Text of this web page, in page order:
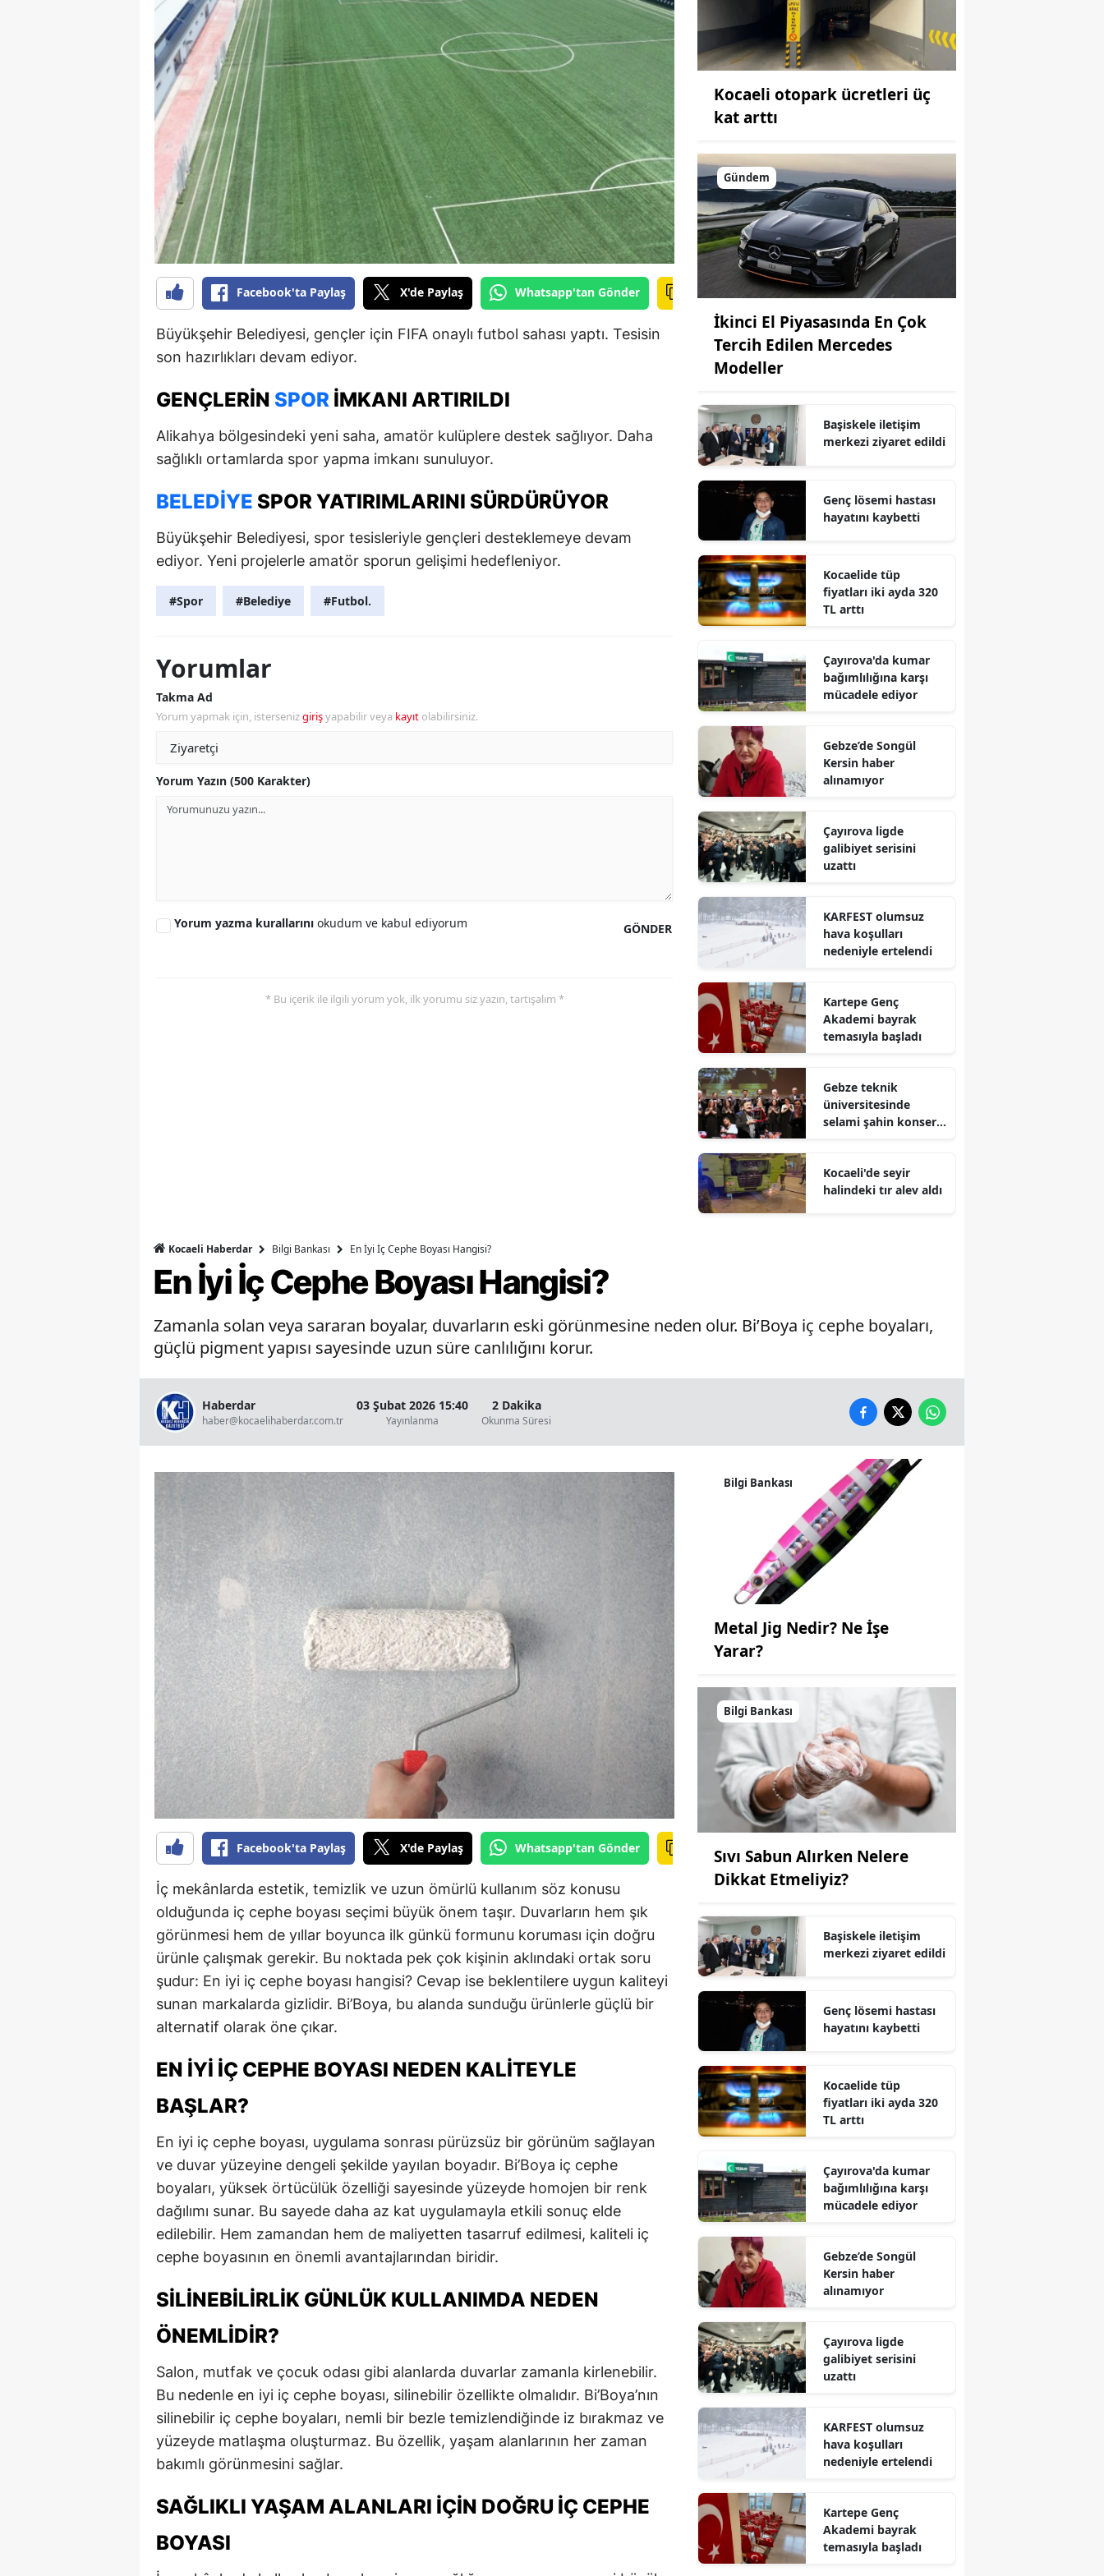
Bilecik
Bingöl
Bitlis
Burdur
Bursa
Çanakkale
Çankırı
Çorum
Denizli
Diyarbakır
Elazığ
Eskişehir
Giresun
Hakkari
Hatay
Mersin
İzmir
Kars
Kayseri
Kırklareli
Kırşehir
Kocaeli
Kütahya
Malatya
Kahramanmaraş
Nevşehir
Samsun
Siirt
Sinop
Tekirdağ
Trabzon
Tunceli
Şanlıurfa
Uşak
Van
Yozgat
Aksaray
Karaman
Kırıkkale
Şırnak
Ardahan
Iğdır
Karabük
Osmaniye
Düzce
Facebook'ta Paylaş X'de Paylaş Whatsapp'tan Gönder
Büyükşehir Belediyesi, gençler için FIFA onaylı futbol sahası yaptı. Tesisin
son hazırlıkları devam ediyor.
GENÇLERIN SPOR IMKANI ARTIRILDI
Alikahya bölgesindeki yeni saha, amatör kulüplere destek sağlıyor. Daha
sağlıklı ortamlarda spor yapma imkanı sunuluyor.
BELEDIYE SPOR YATIRIMLARINI SÜRDÜRÜYOR
Büyükşehir Belediyesi, spor tesisleriyle gençleri desteklemeye devam
ediyor. Yeni projelerle amatör sporun gelişimi hedefleniyor.
#Spor #Belediye #Futbol.
Yorumlar
Takma Ad
Yorum yapmak için, istersenizgirişyapabilir veya kayıt olabilirsiniz.
Yorum Yazın (500 Karakter)
GÖNDER
Yorum yazma kurallarını okudum ve kabul ediyorum
* Bu içerik ile ilgili yorum yok, ilk yorumu siz yazın, tartışalım *
Kocaeli otopark ücretleri üç
kat arttı
Gündem
İkinci El Piyasasında En Çok
Tercih Edilen Mercedes
Modeller
Başiskele iletişim
merkezi ziyaret edildi
Genç lösemi hastası
hayatını kaybetti
Kocaelide tüp
fiyatları iki ayda 320
TL arttı
Çayırova'da kumar
bağımlılığına karşı
mücadele ediyor
Gebze’de Songül
Kersin haber
alınamıyor
Çayırova ligde
galibiyet serisini
uzattı
KARFEST olumsuz
hava koşulları
nedeniyle ertelendi
Kartepe Genç
Akademi bayrak
temasıyla başladı
Gebze teknik
üniversitesinde
selami şahin konseri
Kocaeli'de seyir
halindeki tır alev aldı
Kocaeli Haberdar Bilgi Bankası En İyi İç Cephe Boyası Hangisi?
En İyi İç Cephe Boyası Hangisi?
Zamanla solan veya sararan boyalar, duvarların eski görünmesine neden olur. Bi’Boya iç cephe boyaları,
güçlü pigment yapısı sayesinde uzun süre canlılığını korur.
Haberdar
haber@kocaelihaberdar.com.tr
03 Şubat 2026 15:40
Yayınlanma
2 Dakika
Okunma Süresi
Facebook'ta Paylaş X'de Paylaş Whatsapp'tan Gönder
İç mekânlarda estetik, temizlik ve uzun ömürlü kullanım söz konusu
olduğunda iç cephe boyası seçimi büyük önem taşır. Duvarların hem şık
görünmesi hem de yıllar boyunca ilk günkü formunu koruması için doğru
ürünle çalışmak gerekir. Bu noktada pek çok kişinin aklındaki ortak soru
şudur: En iyi iç cephe boyası hangisi? Cevap ise beklentilere uygun kaliteyi
sunan markalarda gizlidir. Bi’Boya, bu alanda sunduğu ürünlerle güçlü bir
alternatif olarak öne çıkar.
EN İYI İÇ CEPHE BOYASI NEDEN KALITEYLE
BAŞLAR?
En iyi iç cephe boyası, uygulama sonrası pürüzsüz bir görünüm sağlayan
ve duvar yüzeyine dengeli şekilde yayılan boyadır. Bi’Boya iç cephe
boyaları, yüksek örtücülük özelliği sayesinde yüzeyde homojen bir renk
dağılımı sunar. Bu sayede daha az kat uygulamayla etkili sonuç elde
edilebilir. Hem zamandan hem de maliyetten tasarruf edilmesi, kaliteli iç
cephe boyasının en önemli avantajlarından biridir.
SILINEBILIRLIK GÜNLÜK KULLANIMDA NEDEN
ÖNEMLIDIR?
Salon, mutfak ve çocuk odası gibi alanlarda duvarlar zamanla kirlenebilir.
Bu nedenle en iyi iç cephe boyası, silinebilir özellikte olmalıdır. Bi’Boya’nın
silinebilir iç cephe boyaları, nemli bir bezle temizlendiğinde iz bırakmaz ve
yüzeyde matlaşma oluşturmaz. Bu özellik, yaşam alanlarının her zaman
bakımlı görünmesini sağlar.
SAĞLIKLI YAŞAM ALANLARI İÇIN DOĞRU İÇ CEPHE
BOYASI
Bilgi Bankası
Metal Jig Nedir? Ne İşe
Yarar?
Bilgi Bankası
Sıvı Sabun Alırken Nelere
Dikkat Etmeliyiz?
Başiskele iletişim
merkezi ziyaret edildi
Genç lösemi hastası
hayatını kaybetti
Kocaelide tüp
fiyatları iki ayda 320
TL arttı
Çayırova'da kumar
bağımlılığına karşı
mücadele ediyor
Gebze’de Songül
Kersin haber
alınamıyor
Çayırova ligde
galibiyet serisini
uzattı
KARFEST olumsuz
hava koşulları
nedeniyle ertelendi
Kartepe Genç
Akademi bayrak
temasıyla başladı